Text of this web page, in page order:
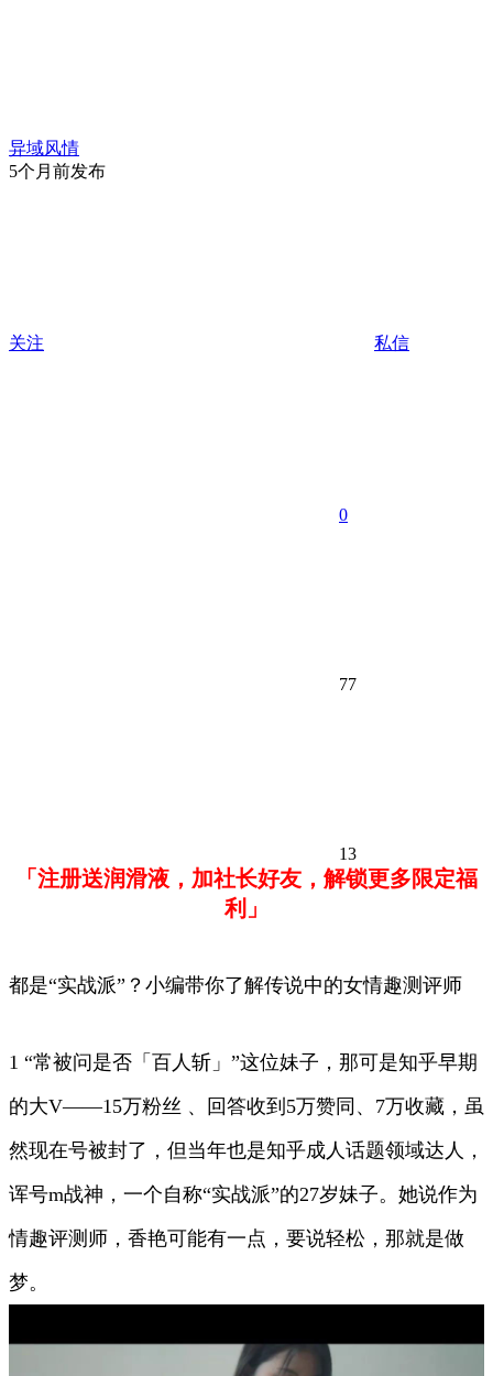
异域风情
5个月前发布
关注 私信
0
77
13
「注册送润滑液，加社长好友，解锁更多限定福
利」
都是“实战派”？小编带你了解传说中的女情趣测评师
1 “常被问是否「百人斩」”这位妹子，那可是知乎早期
的大V——15万粉丝 、回答收到5万赞同、7万收藏，虽
然现在号被封了，但当年也是知乎成人话题领域达人，
诨号m战神，一个自称“实战派”的27岁妹子。她说作为
情趣评测师，香艳可能有一点，要说轻松，那就是做
梦。